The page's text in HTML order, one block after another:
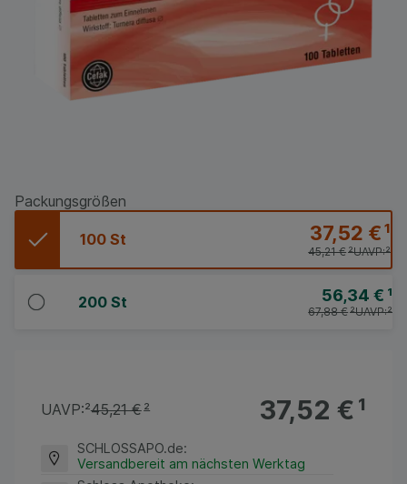
Packungsgrößen
100 St 37,52 €¹
UAVP:²
45,21 €²
200 St 56,34 € ¹
UAVP:²
67,88 €²
37,52 €¹
UAVP:²45,21 €²
SCHLOSSAPO.de:
Versandbereit am nächsten Werktag